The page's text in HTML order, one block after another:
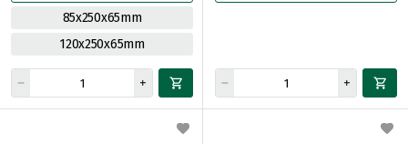
85x250x65mm
120x250x65mm